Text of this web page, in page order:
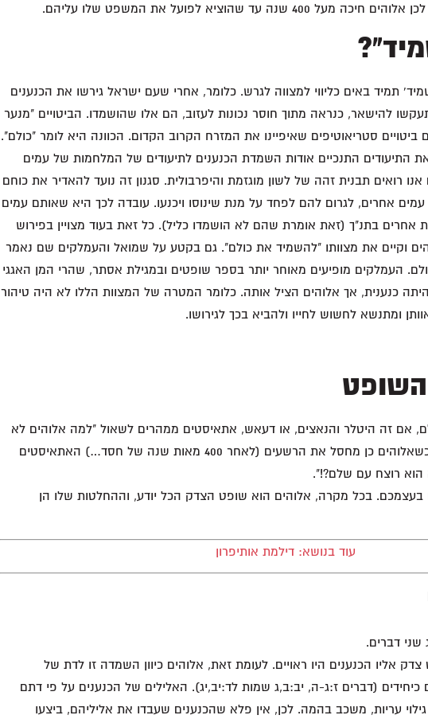
עד שהוציא לפועל את המשפט שלו עליהם.
תמיד באים כליווי למצווה לגרש. כלומר, אחרי שעם ישראל גירשו את הכנענים
להישאר, כנראה מתוך חוסר נכונות לעזוב, הם אלו שהושמדו. הביטויים "מנער
ביטויים סטריאוטיפים שאיפיינו את המזרח הקרוב הקדום. הכוונה היא לומר "כולם".
התיעודים התנכיים אודות השמדת הכנענים לתיעודים של המלחמות של עמים
רואים תבנית זהה של לשון מוגזמת והיפרבולית. סגנון זה נועד להאדיר את כוחם
אחרים, לגרום להם לפחד על מנת שינוסו ויכנעו. עובדה לכך היא שאותם עמים
אחרים בתנ"ך (זאת אומרת שהם לא הושמדו כליל). כל זאת בעוד מצויין בפירוש
וקיים את מצוותו "להשמיד את כולם". גם בקטע על שמואל והעמלקים שם נאמר
העמלקים מופיעים מאוחר יותר בספר שופטים ובמגילת אסתר, שהרי המן האגגי
כנענית, אך אלוהים הציל אותה. כלומר המטרה של המצוות הללו לא היה טיהור
ומתנשא לחשוש לחייו ולהביא בכך לגירושו.
השופט
אם זה היטלר והנאצים, או דעאש, אתאיסטים ממהרים לשאול "למה אלוהים לא
מחסל את הרשעים?!", אבל כשאלוהים כן מחסל את הרשעים (לאחר 400 מאות שנה של חסד…) האתאיסטים
רוצח עם שלם?!".
בעצמכם. בכל מקרה, אלוהים הוא שופט הצדק הכל יודע, וההחלטות שלו הן
עוד בנושא: דילמת אותיפרון
שני דברים.
אליו הכנענים היו ראויים. לעומת זאת, אלוהים כיוון השמדה זו לדת של
כיחידים (דברים ז:ג-ה, יב:ב,ג שמות לד:יב,יג). האלילים של הכנענים על פי דתם
עריות, משכב בהמה. לכן, אין פלא שהכנענים שעבדו את אליליהם, ביצעו